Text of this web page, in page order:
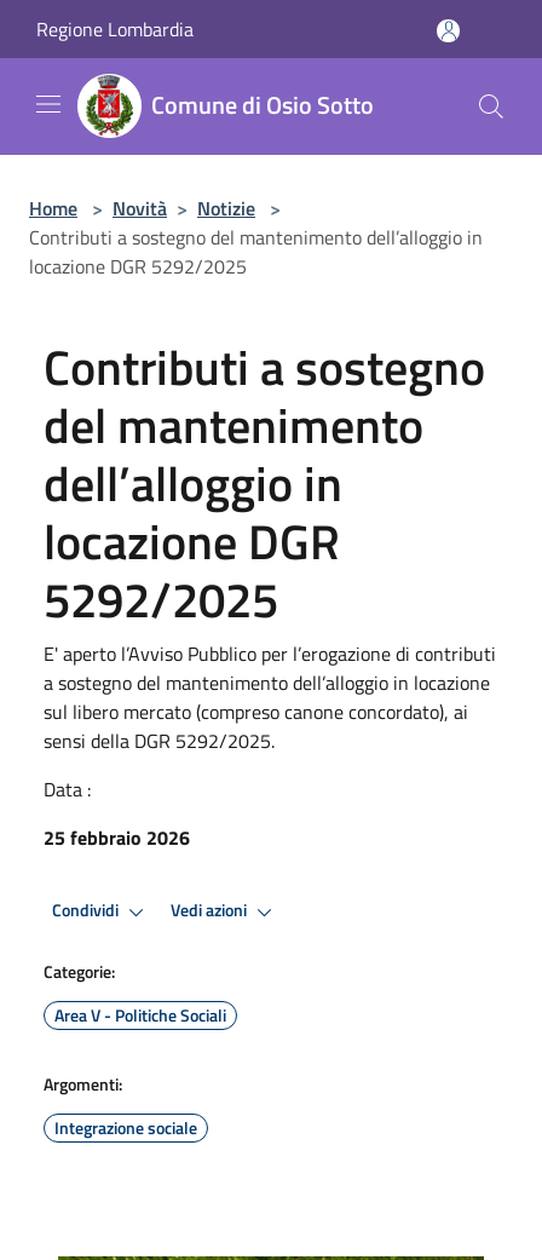
Regione Lombardia
Comune di Osio Sotto
Home > Novità > Notizie >
Contributi a sostegno del mantenimento dell’alloggio in
locazione DGR 5292/2025
Contributi a sostegno
del mantenimento
dell’alloggio in
locazione DGR
5292/2025
E' aperto l’Avviso Pubblico per l’erogazione di contributi
a sostegno del mantenimento dell’alloggio in locazione
sul libero mercato (compreso canone concordato), ai
sensi della DGR 5292/2025.
Data :
25 febbraio 2026
Condividi Vedi azioni
Categorie:
Area V - Politiche Sociali
Argomenti:
Integrazione sociale